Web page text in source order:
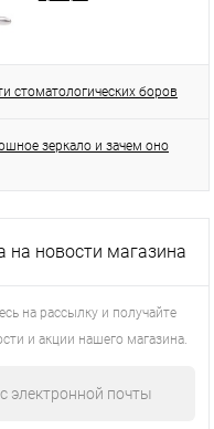
стоматологических боров
зеркало и зачем оно
на новости магазина
на рассылку и получайте
и акции нашего магазина.